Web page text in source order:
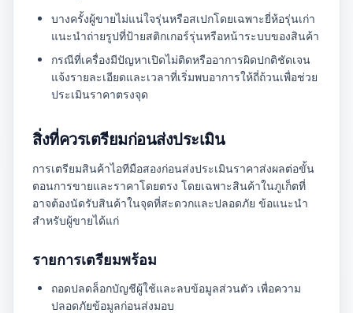
บางครั้งผู้ขายไม่แน่ใจรุ่นหรือสเปกโดยเฉพาะยี่ห้อรุ่นเก่า
แนะนำถ่ายรูปที่ป้ายสติกเกอร์รุ่นหรือหน้าระบบของสินค้า
กรณีที่เครื่องมีปัญหาเปิดไม่ติดหรืออาการผิดปกติชัดเจน
แจ้งรายละเอียดและเวลาที่เริ่มพบอาการให้ถี่ถ้วนเพื่อช่วย
ประเมินราคาตรงจุด
สิ่งที่ควรเตรียมก่อนส่งประเมิน
การเตรียมสินค้าไอทีมือสองก่อนส่งประเมินราคาส่งผลต่อขั้น
ตอนการขายและราคาโดยตรง โดยเฉพาะสินค้าในภูเก็ตที่
อาจต้องนัดรับสินค้าในจุดที่สะดวกและปลอดภัย ข้อแนะนำ
สำหรับผู้ขายได้แก่
รายการเตรียมพร้อม
ถอดปลดล็อกบัญชีผู้ใช้และลบข้อมูลส่วนตัว เพื่อความ
ปลอดภัยข้อมูลก่อนส่งมอบ